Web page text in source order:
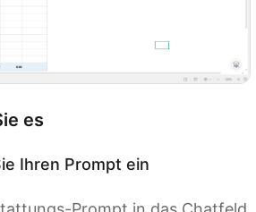
es
Ihren Prompt ein